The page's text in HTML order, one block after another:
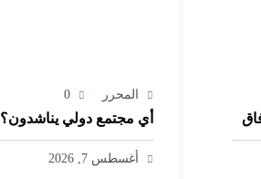
المحرر 0
أي مجتمع دولي يناشدون؟
أغسطس 7, 2026